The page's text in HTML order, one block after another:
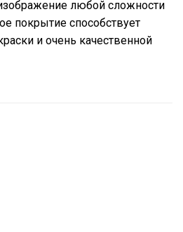
любой сложности
покрытие способствует
и очень качественной